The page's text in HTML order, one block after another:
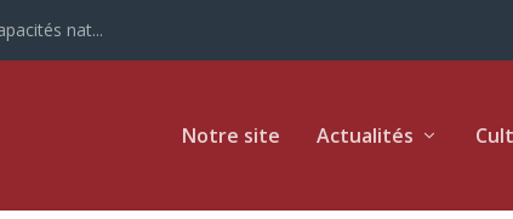
nat...
Notre site Actualités